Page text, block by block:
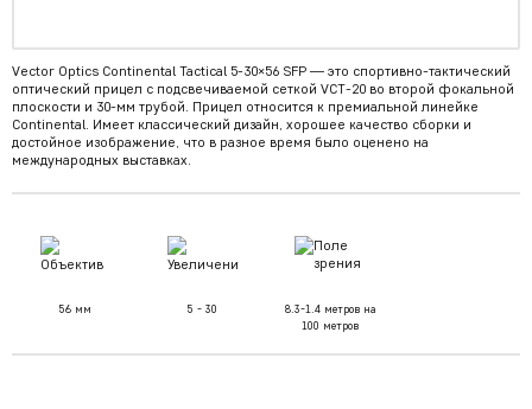
Vector Optics Continental Tactical 5-30×56 SFP — это спортивно-тактический
оптический прицел с подсвечиваемой сеткой VCT-20 во второй фокальной
плоскости и 30-мм трубой. Прицел относится к премиальной линейке
Continental. Имеет классический дизайн, хорошее качество сборки и
достойное изображение, что в разное время было оценено на
международных выставках.
56 мм 5 - 30
8.3-1.4 метров на
100 метров